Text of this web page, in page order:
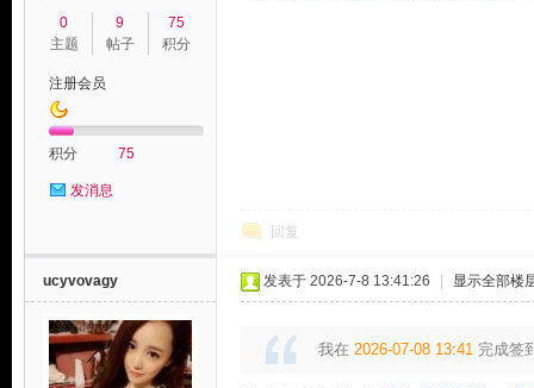
0
主题
9
帖子
75
积分
注册会员
积分 75
发消息
回复
ucyvovagy 发表于 2026-7-8 13:41:26 显示全部楼
我在 2026-07-08 13:41完成签